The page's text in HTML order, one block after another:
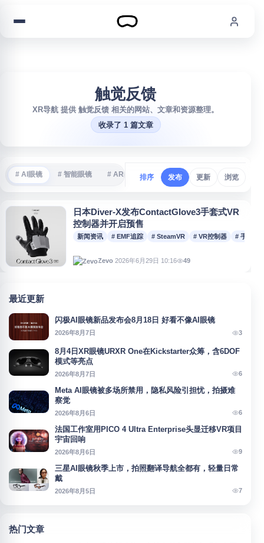
触觉反馈
XR导航 提供 触觉反馈 相关的网站、文章和资源整理。
收录了 1 篇文章
# AI眼镜 # 智能眼镜 # AR眼镜 # VR游戏 # 沉浸式体验
排序 发布 更新 浏览
日本Diver-X发布ContactGlove3手套式VR
控制器并开启预售
新闻资讯 # EMF追踪 # SteamVR # VR控制器 # 手套式
Zevo 2026年6月29日 10:16 49
最近更新
闪极AI眼镜新品发布会8月18日 好看不像AI眼镜
2026年8月7日 3
8月4日XR眼镜URXR One在Kickstarter众筹，含6DOF
模式等亮点
2026年8月7日 6
Meta AI眼镜被多场所禁用，隐私风险引担忧，拍摄难
察觉
2026年8月6日 6
法国工作室用PICO 4 Ultra Enterprise头显迁移VR项目
宇宙回响
2026年8月6日 9
三星AI眼镜秋季上市，拍照翻译导航全都有，轻量日常
戴
2026年8月5日 7
热门文章